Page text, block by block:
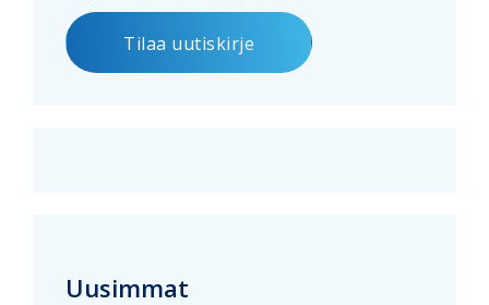
Uusimmat